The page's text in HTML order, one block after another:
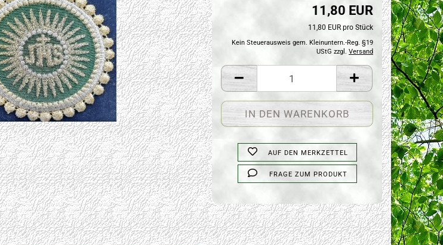
11,80 EUR
11,80 EUR pro Stück
Kein Steuerausweis gem. Kleinuntern.-Reg. §19
UStG zzgl. Versand
AUF DEN MERKZETTEL
FRAGE ZUM PRODUKT